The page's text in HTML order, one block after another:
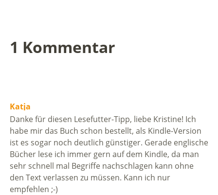
1 Kommentar
Katja
Danke für diesen Lesefutter-Tipp, liebe Kristine! Ich
habe mir das Buch schon bestellt, als Kindle-Version
ist es sogar noch deutlich günstiger. Gerade englische
Bücher lese ich immer gern auf dem Kindle, da man
sehr schnell mal Begriffe nachschlagen kann ohne
den Text verlassen zu müssen. Kann ich nur
empfehlen ;-)